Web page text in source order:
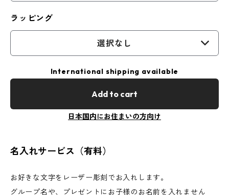
ラッピング
選択なし
International shipping available
Add to cart
日本国内にお住まいの方向け
名入れサービス（有料）
お好きな文字をレーザー彫刻でお入れします。
グループ名や、プレゼントにお子様のお名前を入れません